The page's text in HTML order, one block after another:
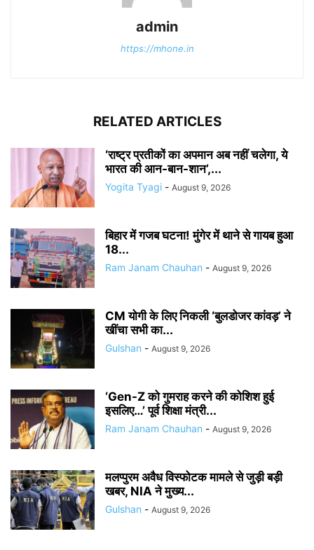
admin
https://mhone.in
RELATED ARTICLES
‘राष्ट्र प्रतीकों का अपमान अब नहीं चलेगा, ये
भारत की आन-बान-शान’,...
Yogita Tyagi - August 9, 2026
बिहार में गजब घटना! मुंगेर में थाने से गायब हुआ
18...
Ram Janam Chauhan - August 9, 2026
CM योगी के लिए निकली ‘बुलडोजर कांवड़’ ने
खींचा सभी का...
Gulshan - August 9, 2026
‘Gen-Z को गुमराह करने की कोशिश हुई
इसलिए…’ पूर्व शिक्षा मंत्री...
Ram Janam Chauhan - August 9, 2026
मलप्पुरम अवैध विस्फोटक मामले से जुड़ी बड़ी
खबर, NIA ने मुख्य...
Gulshan - August 9, 2026